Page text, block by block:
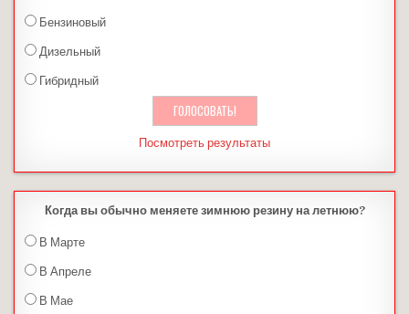
Бензиновый
Дизельный
Гибридный
Посмотреть результаты
Когда вы обычно меняете зимнюю резину на летнюю?
В Марте
В Апреле
В Мае